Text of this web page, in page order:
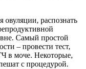
овуляции, распознать
Самый простой
– провести тест,
в моче. Некоторые,
с процедурой.